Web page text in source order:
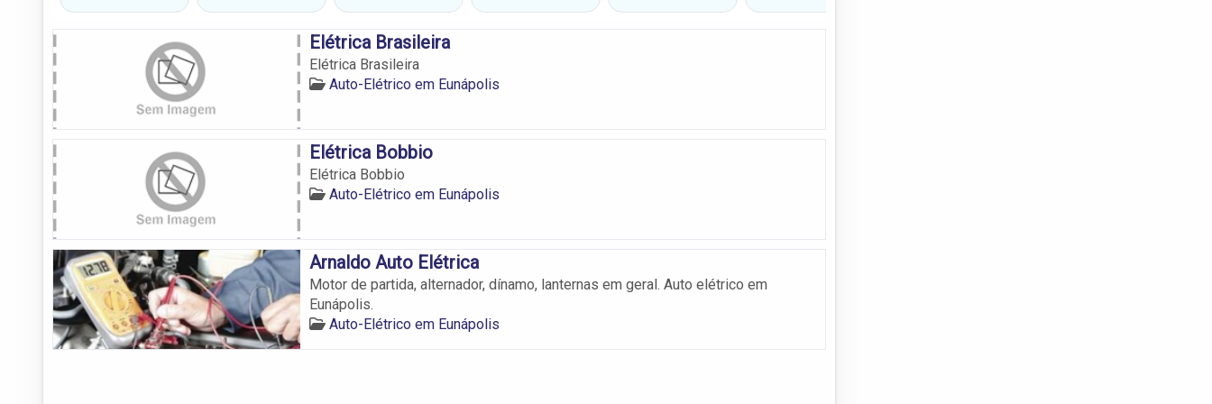
Elétrica Brasileira
Elétrica Brasileira
Auto-Elétrico em Eunápolis
Elétrica Bobbio
Elétrica Bobbio
Auto-Elétrico em Eunápolis
Arnaldo Auto Elétrica
Motor de partida, alternador, dínamo, lanternas em geral. Auto elétrico em
Eunápolis.
Auto-Elétrico em Eunápolis